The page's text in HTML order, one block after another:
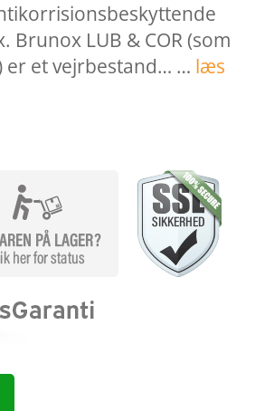
LUB & COR (som
er et vejrbestand… … læs